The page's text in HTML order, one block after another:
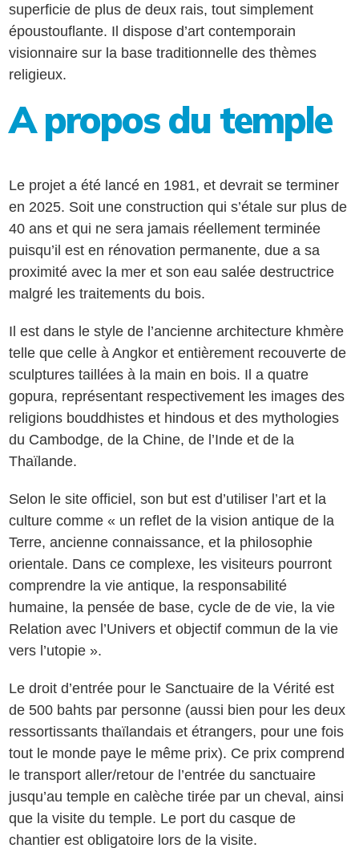
superficie de plus de deux rais, tout simplement
époustouflante. Il dispose d’art contemporain
visionnaire sur la base traditionnelle des thèmes
religieux.
A propos du temple
Le projet a été lancé en 1981, et devrait se terminer
en 2025. Soit une construction qui s’étale sur plus de
40 ans et qui ne sera jamais réellement terminée
puisqu’il est en rénovation permanente, due a sa
proximité avec la mer et son eau salée destructrice
malgré les traitements du bois.
Il est dans le style de l’ancienne architecture khmère
telle que celle à Angkor et entièrement recouverte de
sculptures taillées à la main en bois. Il a quatre
gopura, représentant respectivement les images des
religions bouddhistes et hindous et des mythologies
du Cambodge, de la Chine, de l’Inde et de la
Thaïlande.
Selon le site officiel, son but est d’utiliser l’art et la
culture comme « un reflet de la vision antique de la
Terre, ancienne connaissance, et la philosophie
orientale. Dans ce complexe, les visiteurs pourront
comprendre la vie antique, la responsabilité
humaine, la pensée de base, cycle de de vie, la vie
Relation avec l’Univers et objectif commun de la vie
vers l’utopie ».
Le droit d’entrée pour le Sanctuaire de la Vérité est
de 500 bahts par personne (aussi bien pour les deux
ressortissants thaïlandais et étrangers, pour une fois
tout le monde paye le même prix). Ce prix comprend
le transport aller/retour de l’entrée du sanctuaire
jusqu’au temple en calèche tirée par un cheval, ainsi
que la visite du temple. Le port du casque de
chantier est obligatoire lors de la visite.